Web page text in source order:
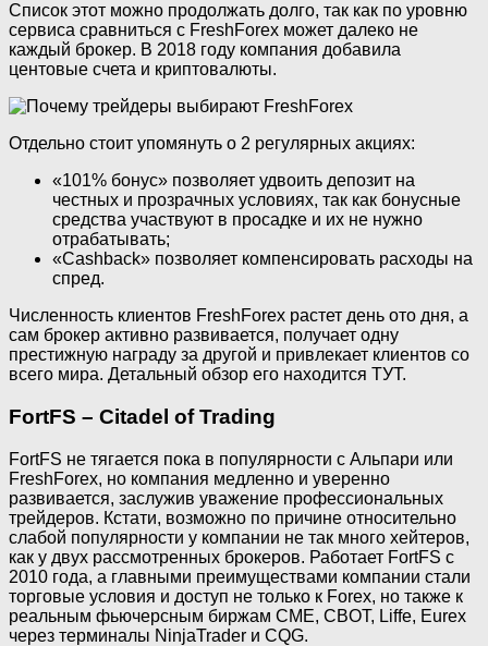
Список этот можно продолжать долго, так как по уровню
сервиса сравниться с FreshForex может далеко не
каждый брокер. В 2018 году компания добавила
центовые счета и криптовалюты.
Отдельно стоит упомянуть о 2 регулярных акциях:
«101% бонус» позволяет удвоить депозит на
честных и прозрачных условиях, так как бонусные
средства участвуют в просадке и их не нужно
отрабатывать;
«Cashback» позволяет компенсировать расходы на
спред.
Численность клиентов FreshForex растет день ото дня, а
сам брокер активно развивается, получает одну
престижную награду за другой и привлекает клиентов со
всего мира. Детальный обзор его находится ТУТ.
FortFS – Citadel of Trading
FortFS не тягается пока в популярности с Альпари или
FreshForex, но компания медленно и уверенно
развивается, заслужив уважение профессиональных
трейдеров. Кстати, возможно по причине относительно
слабой популярности у компании не так много хейтеров,
как у двух рассмотренных брокеров. Работает FortFS с
2010 года, а главными преимуществами компании стали
торговые условия и доступ не только к Forex, но также к
реальным фьючерсным биржам CME, CBOT, Liffe, Eurex
через терминалы NinjaTrader и CQG.